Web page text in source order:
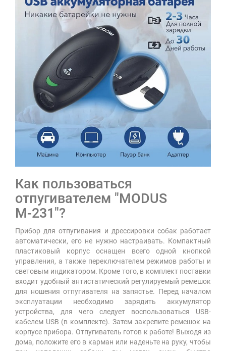
Как пользоваться
отпугивателем "MODUS
М-231"?
Прибор для отпугивания и дрессировки собак работает
автоматически, его не нужно настраивать. Компактный
пластиковый корпус оснащен всего одной кнопкой
управления, а также переключателем режимов работы и
световым индикатором. Кроме того, в комплект поставки
входит удобный антистатический регулируемый ремешок
для ношения отпугивателя на запястье. Перед началом
эксплуатации необходимо зарядить аккумулятор
устройства, для чего следует воспользоваться USB-
кабелем USB (в комплекте). Затем закрепите ремешок на
корпусе прибора. Отпугиватель готов к работе! Выходя из
дома, положите его в карман или наденьте на руку, чтобы